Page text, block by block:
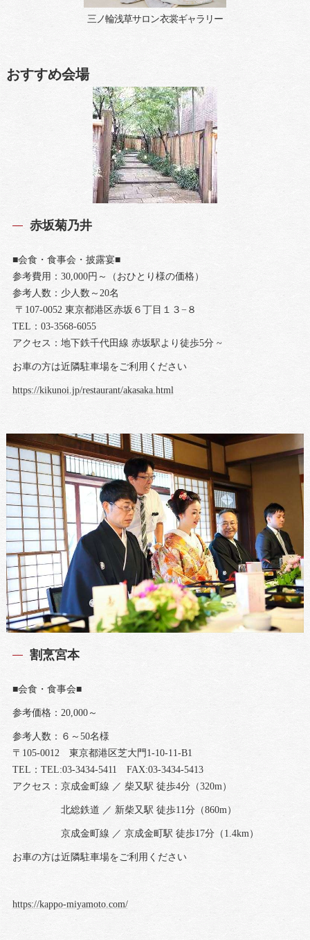
三ノ輪浅草サロン衣裳ギャラリー
おすすめ会場
赤坂菊乃井
■会食・食事会・披露宴■
参考費用：30,000円～（おひとり様の価格）
参考人数：少人数～20名
〒107-0052 東京都港区赤坂６丁目１３−８
TEL：03-3568-6055
アクセス：地下鉄千代田線 赤坂駅より徒歩5分 ~
お車の方は近隣駐車場をご利用ください
https://kikunoi.jp/restaurant/akasaka.html
割烹宮本
■会食・食事会■
参考価格：20,000～
参考人数：６～50名様
〒105-0012 東京都港区芝大門1-10-11-B1
TEL：TEL:03-3434-5411 FAX:03-3434-5413
アクセス：京成金町線 ／ 柴又駅 徒歩4分（320m）
北総鉄道 ／ 新柴又駅 徒歩11分（860m）
京成金町線 ／ 京成金町駅 徒歩17分（1.4km）
お車の方は近隣駐車場をご利用ください
https://kappo-miyamoto.com/